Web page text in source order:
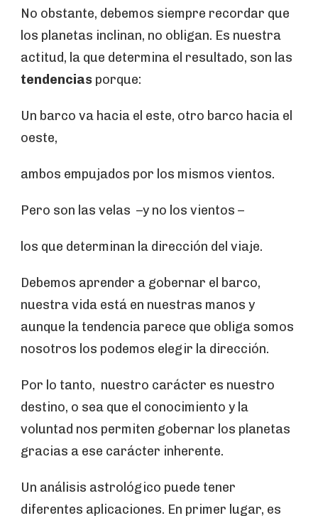
No obstante, debemos siempre recordar que
los planetas inclinan, no obligan. Es nuestra
actitud, la que determina el resultado, son las
tendencias porque:
Un barco va hacia el este, otro barco hacia el
oeste,
ambos empujados por los mismos vientos.
Pero son las velas –y no los vientos –
los que determinan la dirección del viaje.
Debemos aprender a gobernar el barco,
nuestra vida está en nuestras manos y
aunque la tendencia parece que obliga somos
nosotros los podemos elegir la dirección.
Por lo tanto, nuestro carácter es nuestro
destino, o sea que el conocimiento y la
voluntad nos permiten gobernar los planetas
gracias a ese carácter inherente.
Un análisis astrológico puede tener
diferentes aplicaciones. En primer lugar, es